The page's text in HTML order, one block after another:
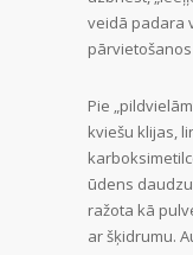
veidā padara
Pie
kviešu klijas,
ūdens
ražota kā
ar šķidrumu.